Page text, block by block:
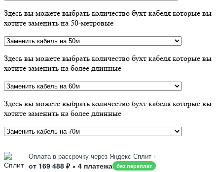
Здесь вы можете выбрать количество бухт кабеля которые вы
хотите заменить на 50-метровые
Здесь вы можете выбрать количество бухт кабеля которые вы
хотите заменить на более длинные
Здесь вы можете выбрать количество бухт кабеля которые вы
хотите заменить на более длинные
Оплата в рассрочку через Яндекс Сплит ›
от 169 488 ₽ × 4 платежа без переплат